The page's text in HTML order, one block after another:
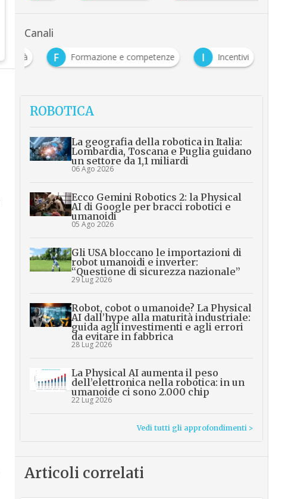
Canali
Attualità F Formazione e competenze I Incentivi
ROBOTICA
La geografia della robotica in Italia:
Lombardia, Toscana e Puglia guidano
un settore da 1,1 miliardi
06 Ago 2026
Ecco Gemini Robotics 2: la Physical
AI di Google per bracci robotici e
umanoidi
05 Ago 2026
Gli USA bloccano le importazioni di
robot umanoidi e inverter:
“Questione di sicurezza nazionale”
29 Lug 2026
Robot, cobot o umanoide? La Physical
AI dall’hype alla maturità industriale:
guida agli investimenti e agli errori
da evitare in fabbrica
28 Lug 2026
La Physical AI aumenta il peso
dell’elettronica nella robotica: in un
umanoide ci sono 2.000 chip
22 Lug 2026
Vedi tutti gli approfondimenti >
Articoli correlati